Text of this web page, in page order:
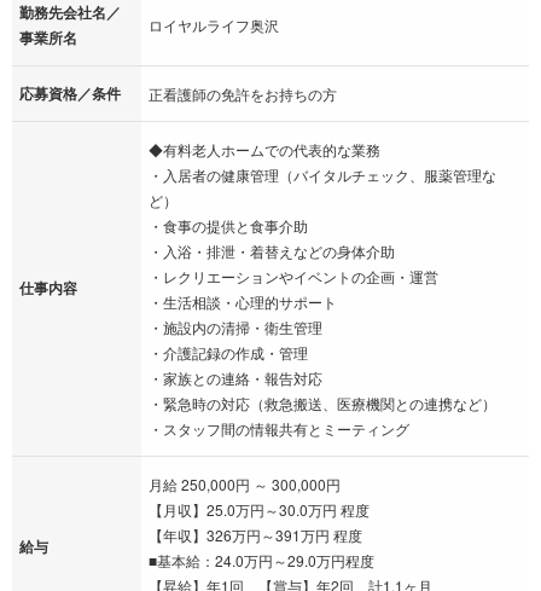
勤務先会社名／
事業所名
ロイヤルライフ奥沢
応募資格／条件 正看護師の免許をお持ちの方
仕事内容
◆有料老人ホームでの代表的な業務
・入居者の健康管理（バイタルチェック、服薬管理な
ど）
・食事の提供と食事介助
・入浴・排泄・着替えなどの身体介助
・レクリエーションやイベントの企画・運営
・生活相談・心理的サポート
・施設内の清掃・衛生管理
・介護記録の作成・管理
・家族との連絡・報告対応
・緊急時の対応（救急搬送、医療機関との連携など）
・スタッフ間の情報共有とミーティング
給与
月給 250,000円 ～ 300,000円
【月収】25.0万円～30.0万円 程度
【年収】326万円～391万円 程度
■基本給：24.0万円～29.0万円程度
【昇給】年1回 【賞与】年2回 計1.1ヶ月